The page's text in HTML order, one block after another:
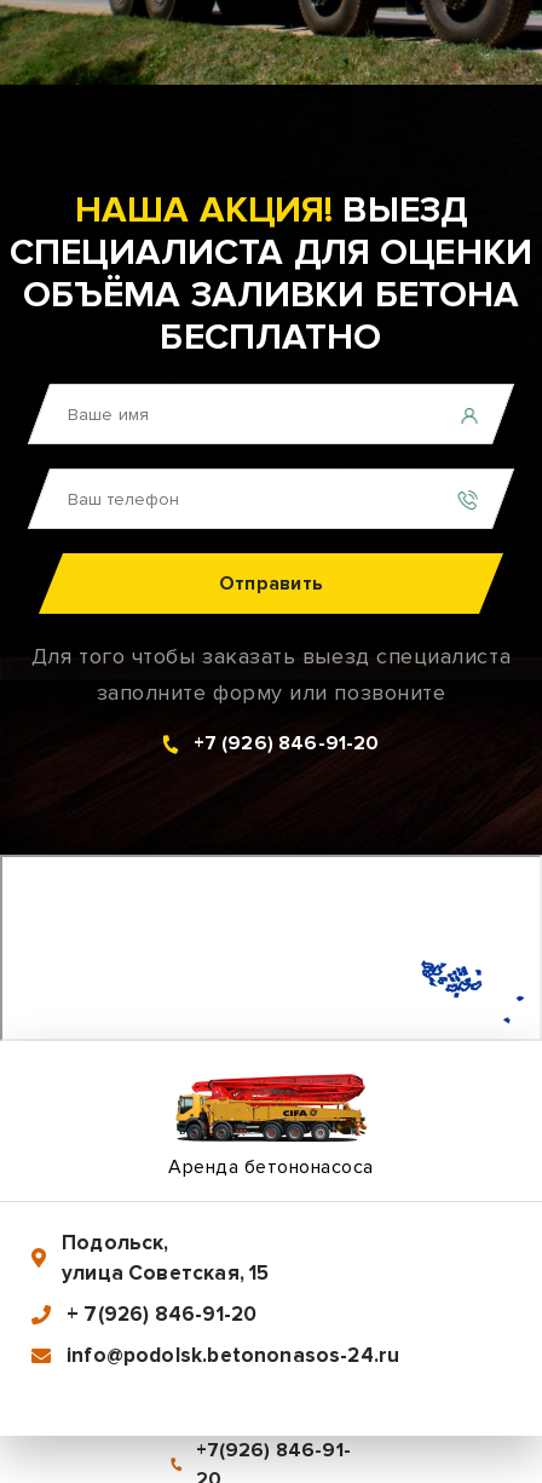
НАША АКЦИЯ! ВЫЕЗД
СПЕЦИАЛИСТА ДЛЯ ОЦЕНКИ
ОБЪЁМА ЗАЛИВКИ БЕТОНА
БЕСПЛАТНО
Отправить
Для того чтобы заказать выезд специалиста
заполните форму или позвоните
+7 (926) 846-91-20
Аренда бетононасоса
Подольск,
улица Советская, 15
+ 7(926) 846-91-20
info@podolsk.betononasos-24.ru
+7(926) 846-91-